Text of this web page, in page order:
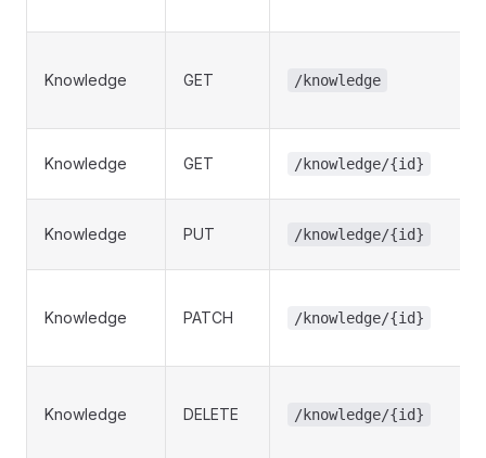
Knowledge GET /knowledge
Knowledge GET /knowledge/{id}
Knowledge PUT /knowledge/{id}
Knowledge PATCH /knowledge/{id}
Knowledge DELETE /knowledge/{id}